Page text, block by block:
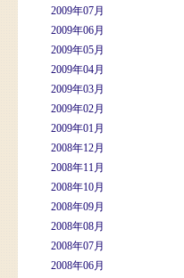
2009年07月
2009年06月
2009年05月
2009年04月
2009年03月
2009年02月
2009年01月
2008年12月
2008年11月
2008年10月
2008年09月
2008年08月
2008年07月
2008年06月